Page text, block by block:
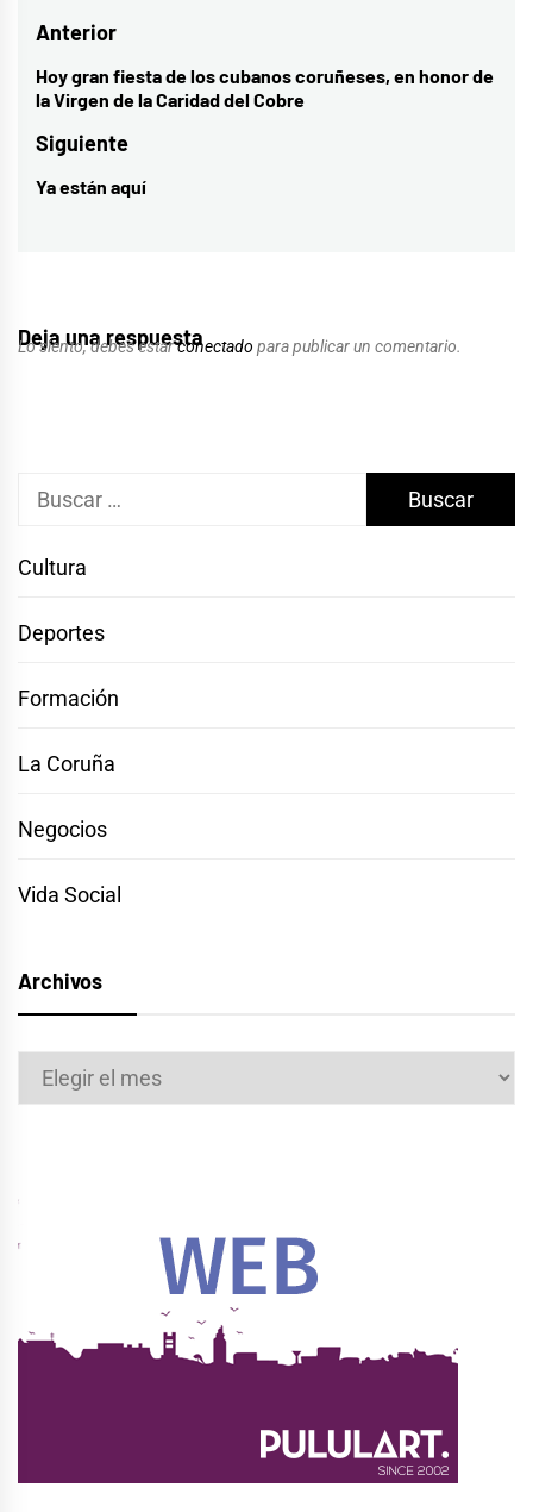
Navegación
de
entradas
Anterior
Entrada
anterior:
Hoy gran fiesta de los cubanos coruñeses, en honor de
la Virgen de la Caridad del Cobre
Siguiente
Entrada
Ya están aquí
Deja una respuesta
Lo siento, debes estarconectado para publicar un comentario.
Buscar:
Cultura
Deportes
Formación
La Coruña
Negocios
Vida Social
Archivos
Archivos